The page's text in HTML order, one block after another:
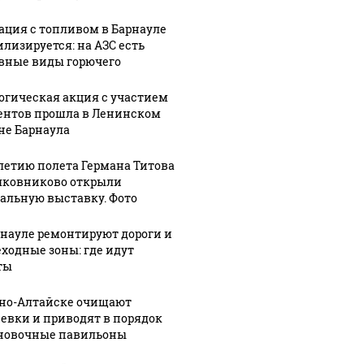
В Алтайском
крае
назначили
министра
спорта и
губернатора
с топливом в Барнауле
на АЗС есть
виды горючего
акция с участием
прошла в Ленинском
Барнаула
полета Германа Титова
открыли
выставку. Фото
ремонтируют дороги и
зоны: где идут
Алтайске очищают
и приводят в порядок
павильоны